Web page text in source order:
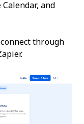
and
through